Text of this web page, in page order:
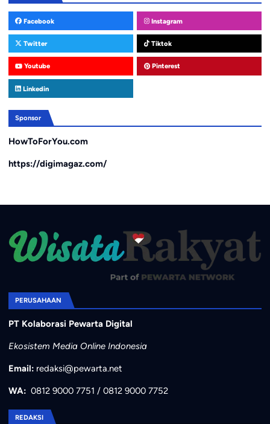
Facebook Instagram
Twitter Tiktok
Youtube Pinterest
Linkedin
Sponsor
HowToForYou.com
https://digimagaz.com/
PERUSAHAAN
PT Kolaborasi Pewarta Digital
Ekosistem Media Online Indonesia
Email: redaksi@pewarta.net
WA: 0812 9000 7751 / 0812 9000 7752
REDAKSI